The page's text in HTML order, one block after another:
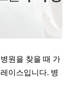
원을 찾을 때 가
이스입니다. 병